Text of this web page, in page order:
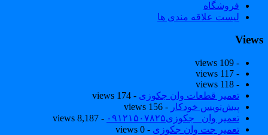
فروشگاه
لیست علاقه مندی ها
- 109 views
- 117 views
- 118 views
تعمیر قطعات وان جکوزی - 174 views
پیش‌نویس خودکار- 156 views
تعمیر وان _جکوزی۰۹۱۲۱۵۰۷۸۲۵
- 8,187 views
تعمیر جت وان جکوزی - 0 views